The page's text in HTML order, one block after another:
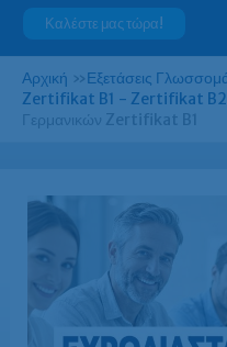
Καλέστε μας τώρα!
Αρχική »Εξετάσεις
Zertifikat B1 - Zertifikat
Γερμανικών Zertifikat B1